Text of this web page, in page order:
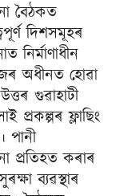
বৈঠকত
দিশসমূহৰ
অধীনত হোৱা
গুৱাহাটী
ফ্লাছিং
প্ৰতিহত কৰাৰ
ব্যৱস্থাৰ